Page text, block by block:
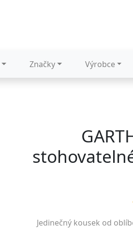
Značky Výrobce
Jedinečný kousek od